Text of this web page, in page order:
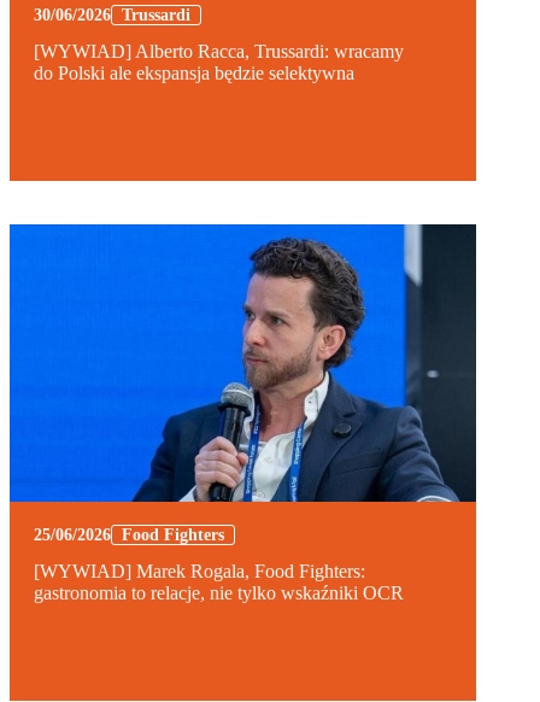
30/06/2026 Trussardi
[WYWIAD] Alberto Racca, Trussardi: wracamy
do Polski ale ekspansja będzie selektywna
25/06/2026 Food Fighters
[WYWIAD] Marek Rogala, Food Fighters:
gastronomia to relacje, nie tylko wskaźniki OCR